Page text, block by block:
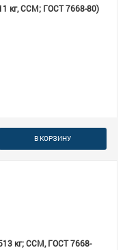
кг, ССМ; ГОСТ 7668-80)
В КОРЗИНУ
кг; ССМ, ГОСТ 7668-